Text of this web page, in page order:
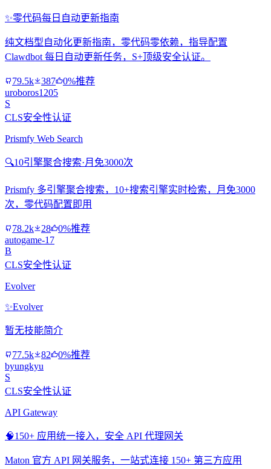
✨零代码每日自动更新指南
纯文档型自动化更新指南，零代码零依赖，指导配置
Clawdbot 每日自动更新任务，S+顶级安全认证。
79.5k 387
0%推荐
uroboros1205
S
CLS安全性认证
Prismfy Web Search
🔍10引擎聚合搜索·月免3000次
Prismfy 多引擎聚合搜索，10+搜索引擎实时检索，月免3000
次，零代码配置即用
78.2k 28
0%推荐
autogame-17
B
CLS安全性认证
Evolver
✨Evolver
暂无技能简介
77.5k 82
0%推荐
byungkyu
S
CLS安全性认证
API Gateway
🧠150+ 应用统一接入，安全 API 代理网关
Maton 官方 API 网关服务，一站式连接 150+ 第三方应用